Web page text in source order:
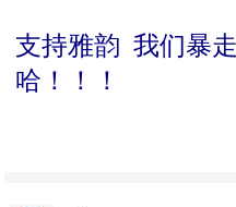
支持雅韵 我们暴
哈！！！